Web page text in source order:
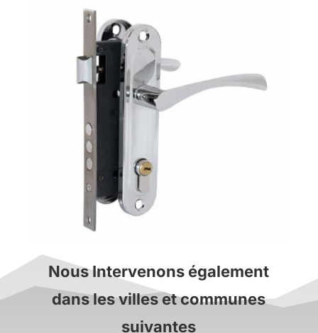
Nous Intervenons également
dans les villes et communes
suivantes